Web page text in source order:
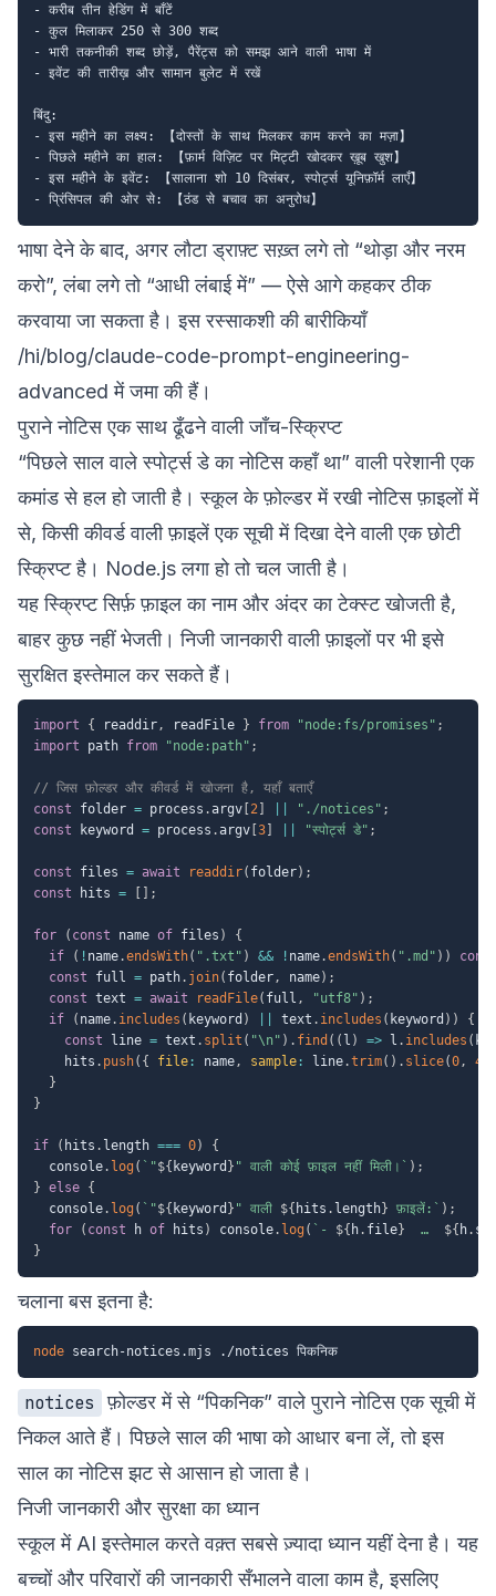
- करीब तीन हेडिंग में बाँटें
- कुल मिलाकर 250 से 300 शब्द
- भारी तकनीकी शब्द छोड़ें, पैरेंट्स को समझ आने वाली भाषा में
- इवेंट की तारीख़ और सामान बुलेट में रखें
बिंदु:
- इस महीने का लक्ष्य: 【दोस्तों के साथ मिलकर काम करने का मज़ा】
- पिछले महीने का हाल: 【फ़ार्म विज़िट पर मिट्टी खोदकर ख़ूब खुश】
- इस महीने के इवेंट: 【सालाना शो 10 दिसंबर, स्पोर्ट्स यूनिफ़ॉर्म लाएँ】
भाषा देने के बाद, अगर लौटा ड्राफ़्ट सख़्त लगे तो “थोड़ा और नरम
करो”, लंबा लगे तो “आधी लंबाई में” — ऐसे आगे कहकर ठीक
करवाया जा सकता है। इस रस्साकशी की बारीकियाँ
/hi/blog/claude-code-prompt-engineering-
advanced में जमा की हैं।
पुराने नोटिस एक साथ ढूँढने वाली जाँच-स्क्रिप्ट
“पिछले साल वाले स्पोर्ट्स डे का नोटिस कहाँ था” वाली परेशानी एक
कमांड से हल हो जाती है। स्कूल के फ़ोल्डर में रखी नोटिस फ़ाइलों में
से, किसी कीवर्ड वाली फ़ाइलें एक सूची में दिखा देने वाली एक छोटी
स्क्रिप्ट है। Node.js लगा हो तो चल जाती है।
यह स्क्रिप्ट सिर्फ़ फ़ाइल का नाम और अंदर का टेक्स्ट खोजती है,
बाहर कुछ नहीं भेजती। निजी जानकारी वाली फ़ाइलों पर भी इसे
सुरक्षित इस्तेमाल कर सकते हैं।
import { readdir, readFile } from "node:fs/promises" ;
import path from "node:path" ;
// जिस फ़ोल्डर और कीवर्ड में खोजना है, यहाँ बताएँ
const folder = process .argv 2 "./notices" ;
const keyword = process .argv 3 "स्पोर्ट्स डे" ;
const files = await readdir( folder) ;
const hits = ;
for ( const name of files )
{
if
( ! name.endsWith( ".txt" ) && ! name.endsWith( ".md" ) )
const full = path. join( folder, name) ;
const text = await readFile( full , "utf8" ) ;
if
( name. includes ( keyword ) text . includes ( keyword ) )
{
const line = text . split ( "\n" ) . find ( ( l ) => l . includes (
    hits
. push( { file : name, sample : line.trim( ) . slice(0, 40
}
}
if ( hits . length === 0)
{
  console
. log ( ` "${ keyword } " वाली कोई फ़ाइल नहीं मिली। ` ) ;
} else {
  console
. log ( ` "${ keyword } " वाली ${ hits . length} फ़ाइलें: ` ) ;
for
( const h of hits ) console. log ( ` - ${ h. file}
  …
${ h.
}
चलाना बस इतना है:
node
notices फ़ोल्डर में से “पिकनिक” वाले पुराने नोटिस एक सूची में
निकल आते हैं। पिछले साल की भाषा को आधार बना लें, तो इस
साल का नोटिस झट से आसान हो जाता है।
निजी जानकारी और सुरक्षा का ध्यान
स्कूल में AI इस्तेमाल करते वक़्त सबसे ज़्यादा ध्यान यहीं देना है। यह
बच्चों और परिवारों की जानकारी सँभालने वाला काम है, इसलिए